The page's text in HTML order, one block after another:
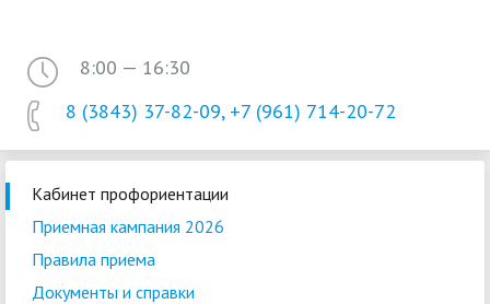
8:00 — 16:30
8 (3843) 37-82-09, +7 (961) 714-20-72
Кабинет профориентации
Приемная кампания 2026
Правила приема
Документы и справки